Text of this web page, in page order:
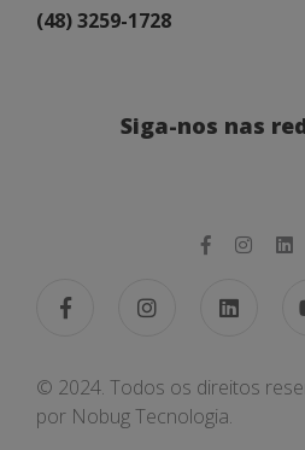
(48) 3259-1728
Siga-nos nas
© 2024. Todos os direitos
por Nobug Tecnologia.